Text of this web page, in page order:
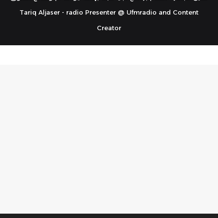
Tariq Aljaser - radio Presenter @ Ufmradio and Content
Creator